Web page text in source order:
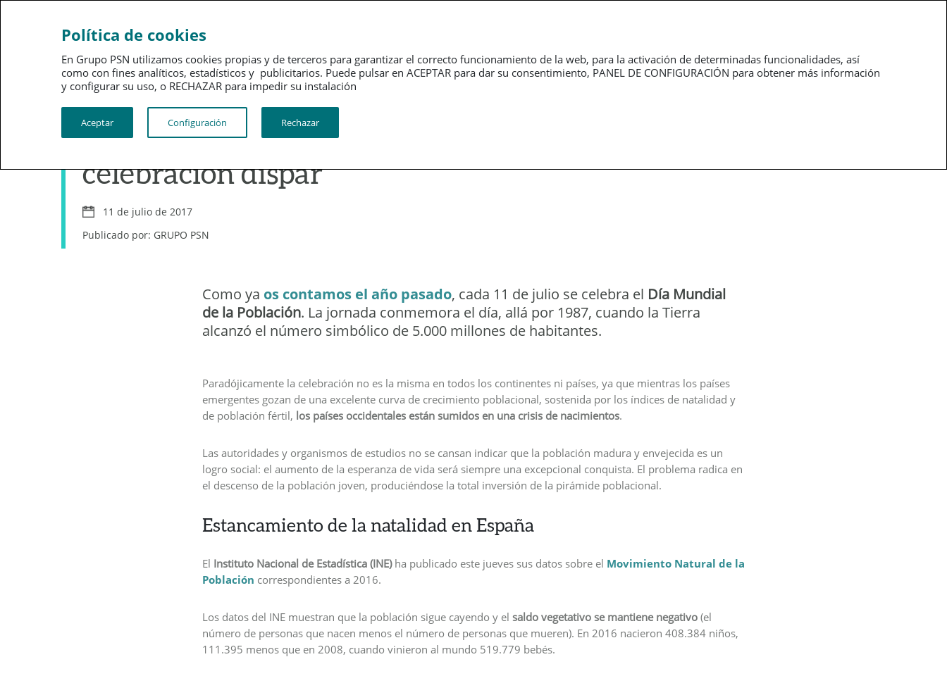
Ahorro
Día Mundial de la Población: una
celebración dispar
11 de julio de 2017
Publicado por: GRUPO PSN
Como ya os contamos el año pasado, cada 11 de julio se celebra el Día Mundial
de la Población. La jornada conmemora el día, allá por 1987, cuando la Tierra
alcanzó el número simbólico de 5.000 millones de habitantes.
Paradójicamente la celebración no es la misma en todos los continentes ni países, ya que mientras los países
emergentes gozan de una excelente curva de crecimiento poblacional, sostenida por los índices de natalidad y
de población fértil, los países occidentales están sumidos en una crisis de nacimientos.
Las autoridades y organismos de estudios no se cansan indicar que la población madura y envejecida es un
logro social: el aumento de la esperanza de vida será siempre una excepcional conquista. El problema radica en
el descenso de la población joven, produciéndose la total inversión de la pirámide poblacional.
Estancamiento de la natalidad en España
El Instituto Nacional de Estadística (INE)ha publicado este jueves sus datos sobre el Movimiento Natural de la
Población correspondientes a 2016.
Los datos del INE muestran que la población sigue cayendo y el saldo vegetativo se mantiene negativo (el
número de personas que nacen menos el número de personas que mueren). En 2016 nacieron 408.384 niños,
111.395 menos que en 2008, cuando vinieron al mundo 519.779 bebés.
Política de cookies
En Grupo PSN utilizamos cookies propias y de terceros para garantizar el correcto funcionamiento de la web, para la activación de determinadas funcionalidades, así
como con fines analíticos, estadísticos y publicitarios. Puede pulsar en ACEPTAR para dar su consentimiento, PANEL DE CONFIGURACIÓN para obtener más información
y configurar su uso, o RECHAZAR para impedir su instalación​​​​​​​
Aceptar Configuración Rechazar